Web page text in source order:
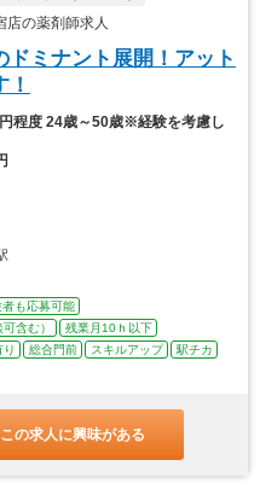
の薬剤師求人
ドミナント展開！アット
程度 24歳～50歳※経験を考慮し
者も応募可能
含む）
残業月10ｈ以下
総合門前 スキルアップ
駅チカ
この求人に興味がある